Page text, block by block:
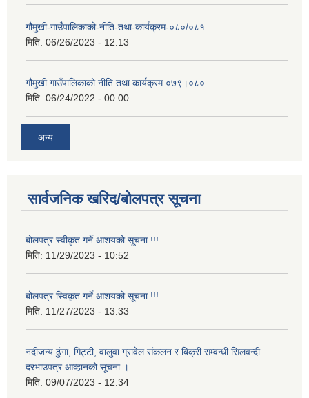
गौमुखी-गाउँपालिकाको-नीति-तथा-कार्यक्रम-०८०/०८१
मिति: 06/26/2023 - 12:13
गौमुखी गाउँपालिकाको नीति तथा कार्यक्रम ०७९।०८०
मिति: 06/24/2022 - 00:00
अन्य
सार्वजनिक खरिद/बोलपत्र सूचना
बोलपत्र स्वीकृत गर्ने आशयको सूचना !!!
मिति: 11/29/2023 - 10:52
बोलपत्र स्विकृत गर्ने आशयको सूचना !!!
मिति: 11/27/2023 - 13:33
नदीजन्य ढुंगा, गिट्टी, वालुवा ग्रावेल संकलन र बिक्री सम्वन्धी सिलवन्दी
दरभाउपत्र आव्हानको सूचना ।
मिति: 09/07/2023 - 12:34